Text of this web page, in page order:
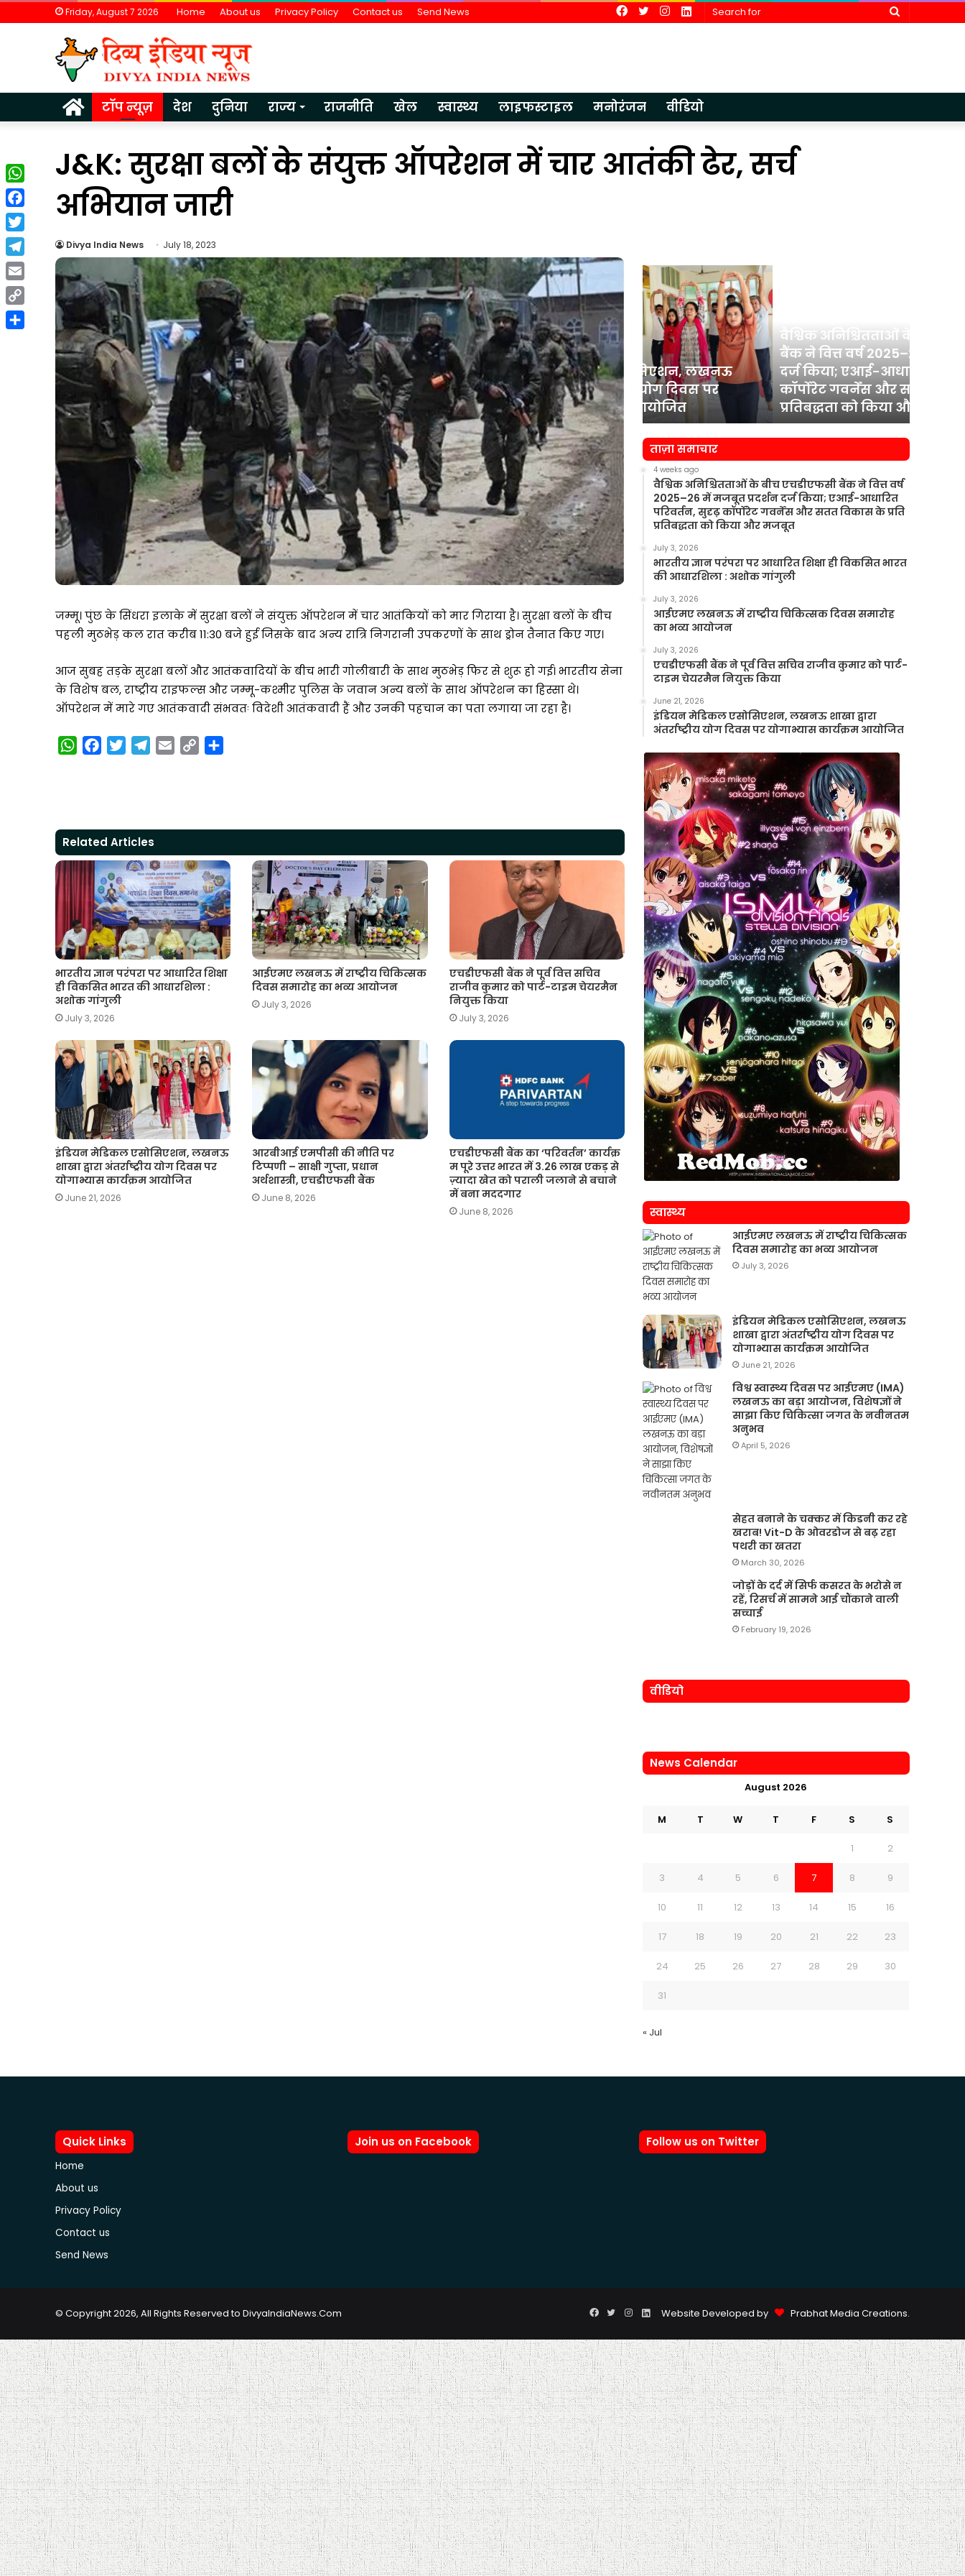
Friday, August 7 2026 Home About us Privacy Policy Contact us Send News
Search
LinkedIn
Instagram
Twitter
Facebook
Homeटॉप न्यूज़ देश दुनिया राज्य राजनीति खेल स्वास्थ्य लाइफस्टाइल मनोरंजन वीडियो
J&K: सुरक्षा बलों के संयुक्त ऑपरेशन में चार आतंकी ढेर, सर्च
अभियान जारी
Divya India News July 18, 2023
जम्मू। पुंछ के सिंधरा इलाके में सुरक्षा बलों ने संयुक्त ऑपरेशन में चार आतंकियों को मार गिराया है। सुरक्षा बलों के बीच
पहली मुठभेड़ कल रात करीब 11:30 बजे हुई जिसके बाद अन्य रात्रि निगरानी उपकरणों के साथ ड्रोन तैनात किए गए।
आज सुबह तड़के सुरक्षा बलों और आतंकवादियों के बीच भारी गोलीबारी के साथ मुठभेड़ फिर से शुरू हो गई। भारतीय सेना
के विशेष बल, राष्ट्रीय राइफल्स और जम्मू-कश्मीर पुलिस के जवान अन्य बलों के साथ ऑपरेशन का हिस्सा थे।
ऑपरेशन में मारे गए आतंकवादी संभवतः विदेशी आतंकवादी हैं और उनकी पहचान का पता लगाया जा रहा है।
W
A
p
p
o
o
k
e
r
r
a
m
n
k
Related Articles
भारतीय ज्ञान परंपरा पर आधारित शिक्षा
ही विकसित भारत की आधारशिला :
अशोक गांगुली
July 3, 2026
आईएमए लखनऊ में राष्ट्रीय चिकित्सक
दिवस समारोह का भव्य आयोजन
July 3, 2026
एचडीएफसी बैंक ने पूर्व वित्त सचिव
राजीव कुमार को पार्ट-टाइम चेयरमैन
नियुक्त किया
July 3, 2026
इंडियन मेडिकल एसोसिएशन, लखनऊ
शाखा द्वारा अंतर्राष्ट्रीय योग दिवस पर
योगाभ्यास कार्यक्रम आयोजित
June 21, 2026
आरबीआई एमपीसी की नीति पर
टिप्पणी – साक्षी गुप्ता, प्रधान
अर्थशास्त्री, एचडीएफसी बैंक
June 8, 2026
एचडीएफसी बैंक का ‘परिवर्तन’ कार्यक्र
म पूरे उत्तर भारत में 3.26 लाख एकड़ से
ज़्यादा खेत को पराली जलाने से बचाने
में बना मददगार
June 8, 2026
इंडियन
मेडिकल
एसोसिएशन,
लखनऊ
शाखा
द्वारा
अंतर्राष्ट्रीय
योग
दिवस
पर
योगाभ्यास
कार्यक्रम
आयोजित
June 21, 2026
इंडियन मेडिकल एसोसिएशन, लखनऊ
शाखा द्वारा अंतर्राष्ट्रीय योग दिवस पर
योगाभ्यास कार्यक्रम आयोजित
वैश्विक
अनिश्चितताओं
के
बीच
एचडीएफसी
बैंक
ने
वित्त
वर्ष
2025–
26
में
मजबूत
प्रदर्शन
दर्ज
किया;
एआई-
आधारित
परिवर्तन,
सुदृढ़
कॉर्पोरेट
और
सतत
विकास
के
प्रति
प्रतिबद्धता
किया
और
मजबूत
4 weeks ago
वैश्विक अनिश्चितताओं के बीच एचडीएफसी
बैंक ने वित्त वर्ष 2025–26 में मजबूत प्रदर्शन
दर्ज किया; एआई-आधारित परिवर्तन, सुदृढ़
कॉर्पोरेट गवर्नेंस और सतत विकास के प्रति
प्रतिबद्धता को किया और मजबूत
शिक्षा
ही
भारत
की
आधारशिला
:
अशोक
ताज़ा समाचार
4 weeks ago
वैश्विक अनिश्चितताओं के बीच एचडीएफसी बैंक ने वित्त वर्ष
2025–26 में मजबूत प्रदर्शन दर्ज किया; एआई-आधारित
परिवर्तन, सुदृढ़ कॉर्पोरेट गवर्नेंस और सतत विकास के प्रति
प्रतिबद्धता को किया और मजबूत
July 3, 2026
भारतीय ज्ञान परंपरा पर आधारित शिक्षा ही विकसित भारत
की आधारशिला : अशोक गांगुली
July 3, 2026
आईएमए लखनऊ में राष्ट्रीय चिकित्सक दिवस समारोह
का भव्य आयोजन
July 3, 2026
एचडीएफसी बैंक ने पूर्व वित्त सचिव राजीव कुमार को पार्ट-
टाइम चेयरमैन नियुक्त किया
June 21, 2026
इंडियन मेडिकल एसोसिएशन, लखनऊ शाखा द्वारा
अंतर्राष्ट्रीय योग दिवस पर योगाभ्यास कार्यक्रम आयोजित
स्वास्थ्य
आईएमए लखनऊ में राष्ट्रीय चिकित्सक
दिवस समारोह का भव्य आयोजन
July 3, 2026
इंडियन मेडिकल एसोसिएशन, लखनऊ
शाखा द्वारा अंतर्राष्ट्रीय योग दिवस पर
योगाभ्यास कार्यक्रम आयोजित
June 21, 2026
विश्व स्वास्थ्य दिवस पर आईएमए (IMA)
लखनऊ का बड़ा आयोजन, विशेषज्ञों ने
साझा किए चिकित्सा जगत के नवीनतम
अनुभव
April 5, 2026
सेहत बनाने के चक्कर में किडनी कर रहे
खराब! Vit-D के ओवरडोज से बढ़ रहा
पथरी का खतरा
March 30, 2026
जोड़ों के दर्द में सिर्फ कसरत के भरोसे न
रहें, रिसर्च में सामने आई चौंकाने वाली
सच्चाई
February 19, 2026
वीडियो
News Calendar
August 2026
M T W T F S S
1 2
3 4 5 6 7 8 9
10 11 12 13 14 15 16
17 18 19 20 21 22 23
24 25 26 27 28 29 30
31
« Jul
Quick Links
Home
About us
Privacy Policy
Contact us
Send News
Join us on Facebook Follow us on Twitter
© Copyright 2026, All Rights Reserved to DivyaIndiaNews.Com Website Developed by Prabhat Media Creations.
Facebook
TwitterInstagram
LinkedIn
WhatsApp
Facebook
Twitter
Telegram
Email
Copy
Link